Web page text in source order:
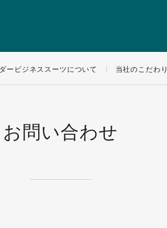
ービジネススーツについて 当社のこだわり
お問い合わせ